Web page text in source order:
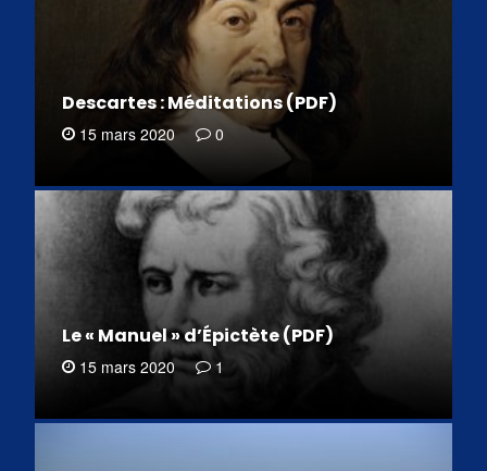
Descartes : Méditations (PDF)
15 mars 2020 0
Le « Manuel » d’Épictète (PDF)
15 mars 2020 1